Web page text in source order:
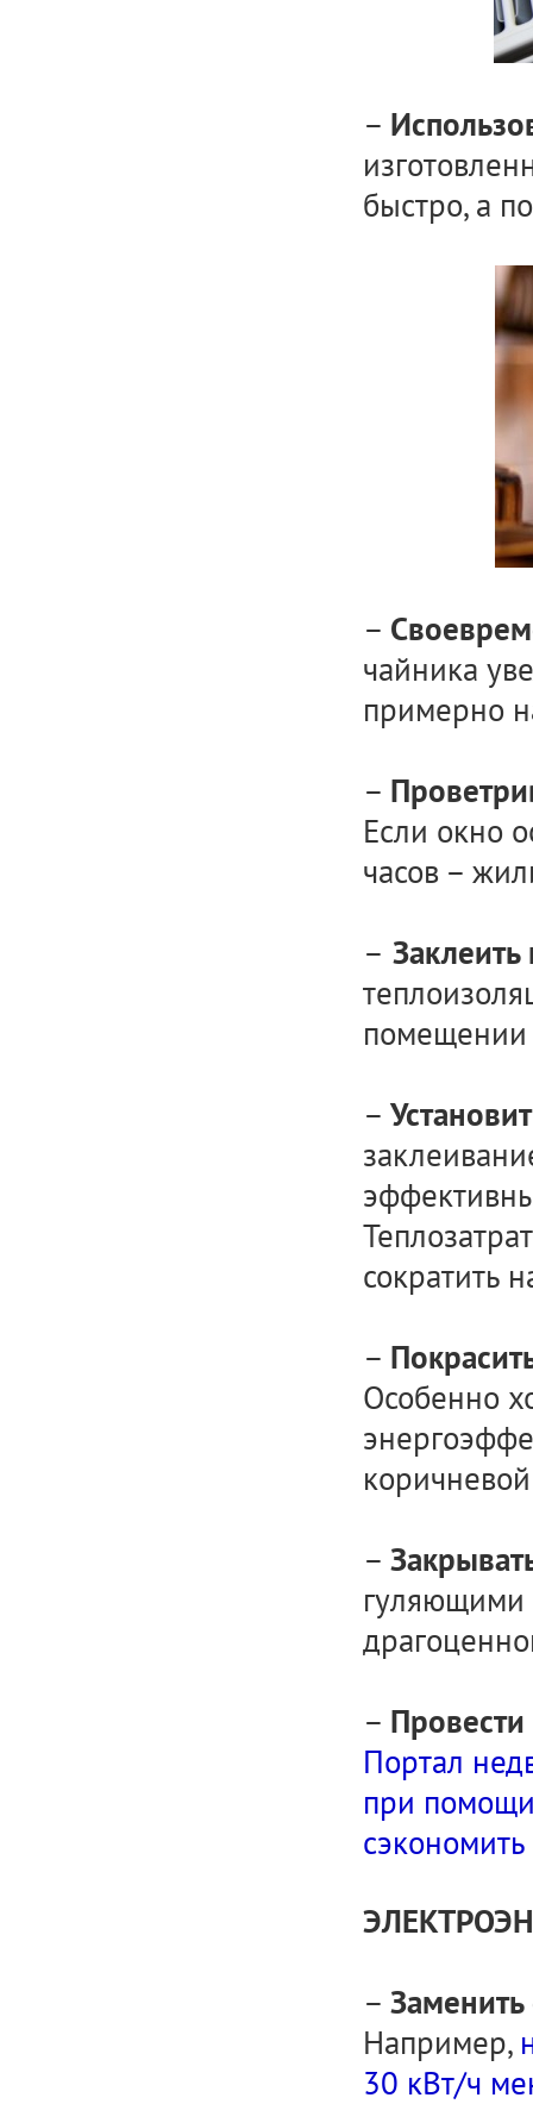
–
быстро, а
–
чайника
примерно
–
Если окно
часов –
–
–
сократить
–
Особенно
–
гуляющими
–
Портал
при
–
Например,
30 кВт/ч